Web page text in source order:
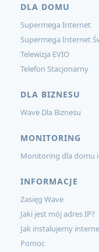
DLA DOMU
Supermega Internet
Supermega Internet
Telewizja EVIO
Telefon Stacjonarny
DLA BIZNESU
Wave Dla Biznesu
MONITORING
Monitoring dla domu
INFORMACJE
Zasięg Wave
Jaki jest mój adres IP?
Jak instalujemy
Pomoc